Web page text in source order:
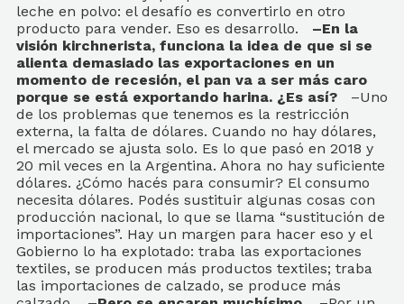
leche en polvo: el desafío es convertirlo en otro
producto para vender. Eso es desarrollo. –En la
visión kirchnerista, funciona la idea de que si se
alienta demasiado las exportaciones en un
momento de recesión, el pan va a ser más caro
porque se está exportando harina. ¿Es así? –Uno
de los problemas que tenemos es la restricción
externa, la falta de dólares. Cuando no hay dólares,
el mercado se ajusta solo. Es lo que pasó en 2018 y
20 mil veces en la Argentina. Ahora no hay suficiente
dólares. ¿Cómo hacés para consumir? El consumo
necesita dólares. Podés sustituir algunas cosas con
producción nacional, lo que se llama “sustitución de
importaciones”. Hay un margen para hacer eso y el
Gobierno lo ha explotado: traba las exportaciones
textiles, se producen más productos textiles; traba
las importaciones de calzado, se produce más